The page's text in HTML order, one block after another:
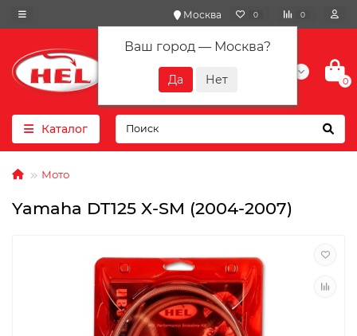
Москва
Ваш город — Москва?
0 0
+7(901) 417-10-01
0
Каталог
Мото
Yamaha DT125 X-SM (2004-2007)